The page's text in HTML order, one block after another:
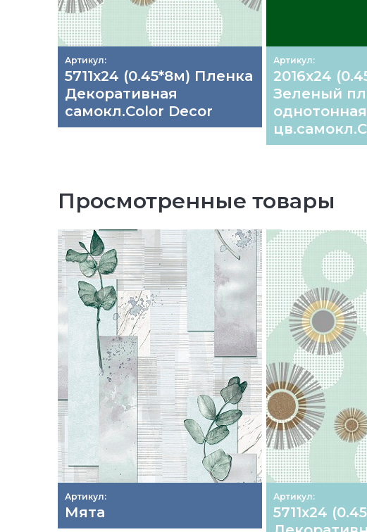
Артикул:
5711х24 (0.45*8м) Пленка
Декоративная
самокл.Color Decor
Артикул:
2016х24
Зеленый
однотонная
Просмотренные товары
Артикул:
Мята
Артикул:
5711х24